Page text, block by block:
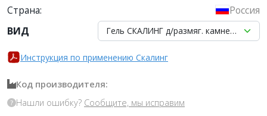
Страна:
Россия
ВИД
Гель СКАЛИНГ д/размяг. камней Омега
Инструкция по применению Скалинг
Код производителя:
Нашли ошибку? Сообщите, мы исправим